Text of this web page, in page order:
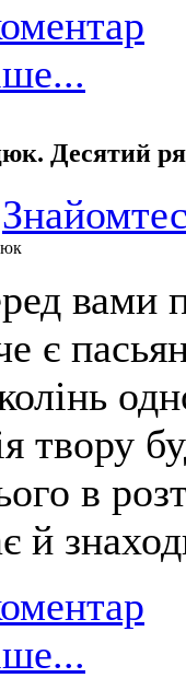
Десятий
вами
є
твору
в
й